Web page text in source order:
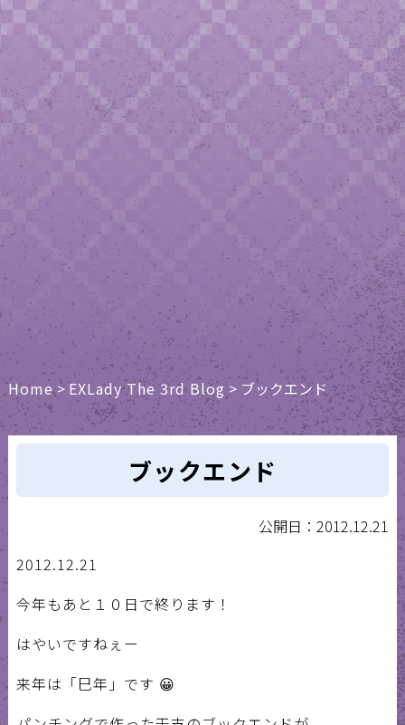
Home>EXLady The 3rd Blog> ブックエンド
ブックエンド
公開日：2012.12.21
2012.12.21
今年もあと１０日で終ります！
はやいですねぇー
来年は「巳年」です 😀